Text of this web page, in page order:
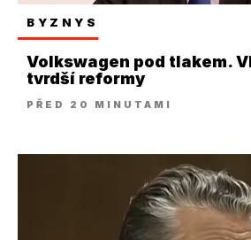
BYZNYS
Volkswagen pod tlakem.
tvrdší reformy
PŘED 20 MINUTAMI